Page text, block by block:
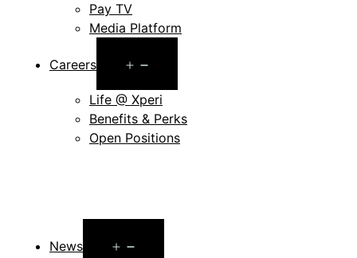
Pay TV
Media Platform
Careers
menu
Life @ Xperi
Benefits & Perks
Open Positions
News